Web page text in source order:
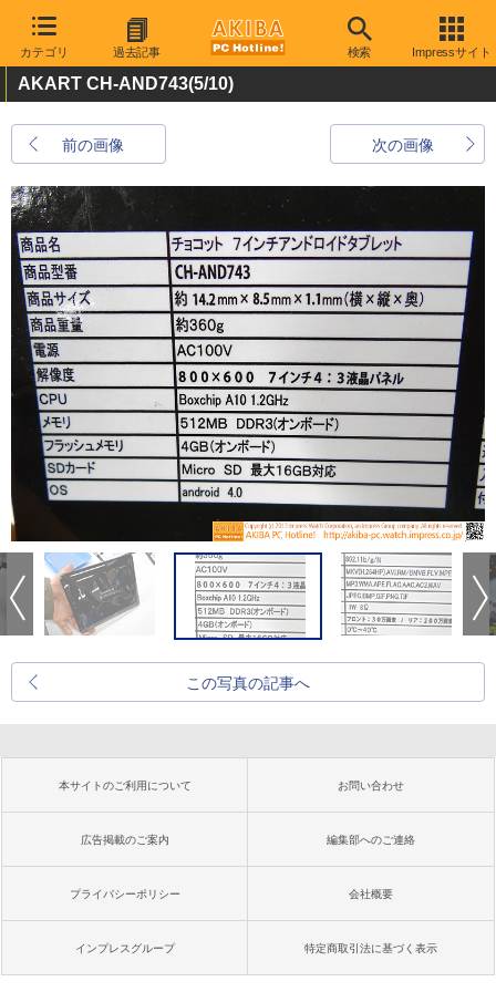
カテゴリ 過去記事 検索 Impressサイト
AKART CH-AND743(5/10)
前の画像 次の画像
この写真の記事へ
本サイトのご利用について お問い合わせ
広告掲載のご案内 編集部へのご連絡
プライバシーポリシー 会社概要
インプレスグループ 特定商取引法に基づく表示